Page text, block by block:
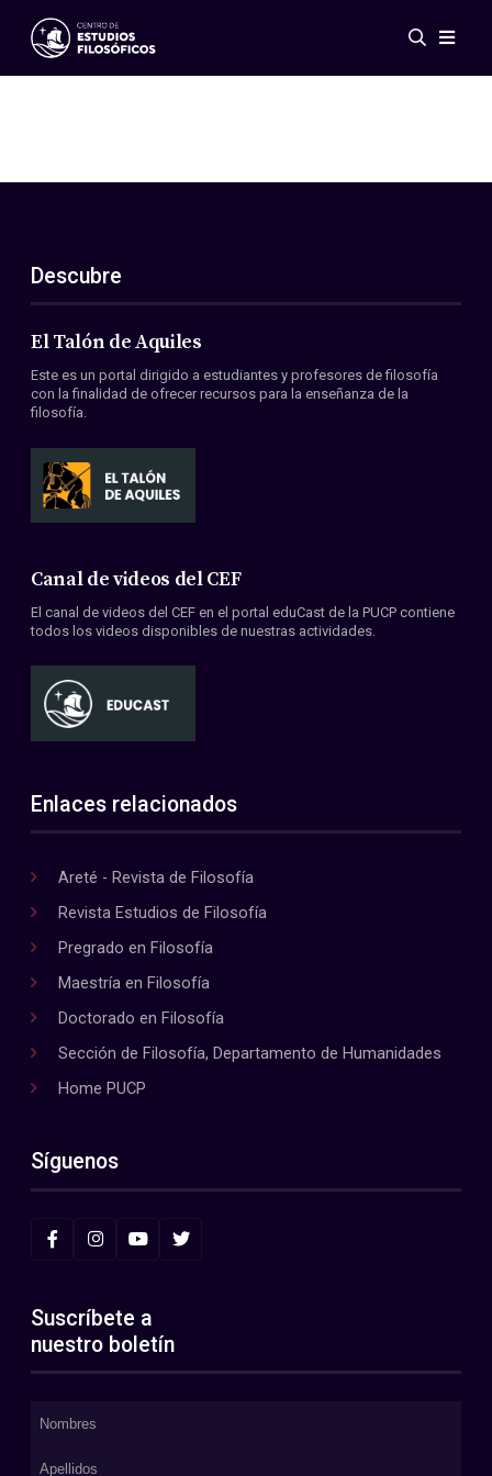
Eventos
ES
EN
Acerca de nosotros
Miembros
Convenios
Descubre
El Talón de Aquiles
Este es un portal dirigido a estudiantes y profesores de filosofía
con la finalidad de ofrecer recursos para la enseñanza de la
filosofía.
Canal de videos del CEF
El canal de videos del CEF en el portal eduCast de la PUCP contiene
todos los videos disponibles de nuestras actividades.
Enlaces relacionados
Areté - Revista de Filosofía
Revista Estudios de Filosofía
Pregrado en Filosofía
Maestría en Filosofía
Doctorado en Filosofía
Sección de Filosofía, Departamento de Humanidades
Home PUCP
Síguenos
Suscríbete a
nuestro boletín